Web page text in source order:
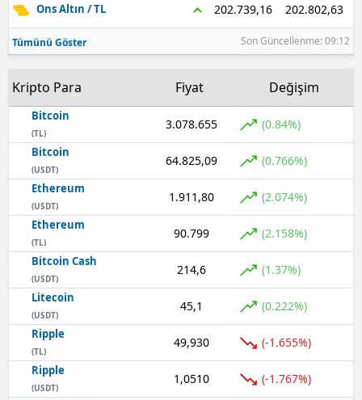
Ons Altın / TL 202.739,16 202.802,63
Tümünü Göster Son Güncellenme: 09:12
Kripto Para Fiyat Değişim
Bitcoin
(TL)
3.078.655 (0.84%)
Bitcoin
(USDT)
64.825,09 (0.766%)
Ethereum
(USDT)
1.911,80 (2.074%)
Ethereum
(TL)
90.799 (2.158%)
Bitcoin Cash
(USDT)
214,6 (1.37%)
Litecoin
(USDT)
45,1 (0.222%)
Ripple
(TL)
49,930 (-1.655%)
Ripple
(USDT)
1,0510 (-1.767%)